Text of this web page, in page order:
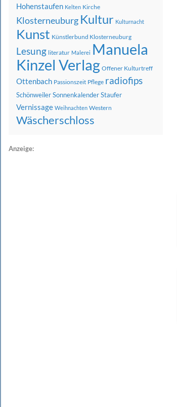
Hohenstaufen Kelten Kirche
Klosterneuburg Kultur Kulturnacht
Kunst Künstlerbund Klosterneuburg
Lesung literatur Malerei Manuela
Kinzel Verlag Offener Kulturtreff
Ottenbach Passionszeit Pflege radiofips
SchönweilerSonnenkalenderStaufer
Vernissage Weihnachten Western
Wäscherschloss
Anzeige: